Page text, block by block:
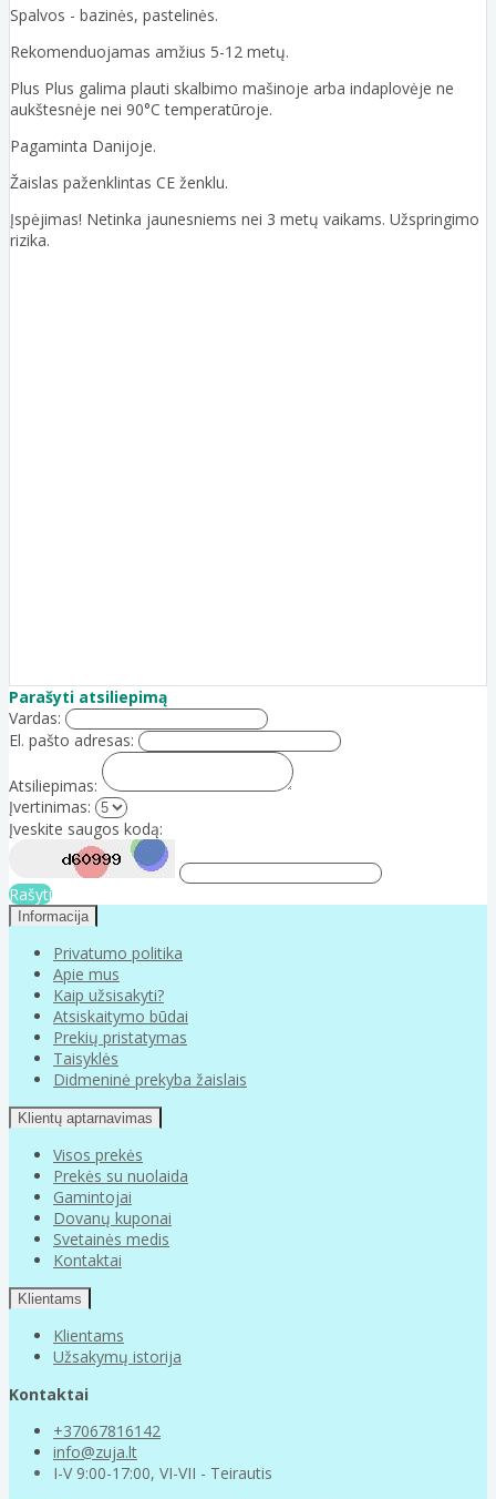
Spalvos - bazinės, pastelinės.
Rekomenduojamas amžius 5-12 metų.
Plus Plus galima plauti skalbimo mašinoje arba indaplovėje ne
aukštesnėje nei 90°C temperatūroje.
Pagaminta Danijoje.
Žaislas paženklintas CE ženklu.
Įspėjimas! Netinka jaunesniems nei 3 metų vaikams. Užspringimo
rizika.
Parašyti atsiliepimą
Vardas:
El. pašto adresas:
Atsiliepimas:
Įvertinimas:
Įveskite saugos kodą:
Rašyti
Informacija
Privatumo politika
Apie mus
Kaip užsisakyti?
Atsiskaitymo būdai
Prekių pristatymas
Taisyklės
Didmeninė prekyba žaislais
Klientų aptarnavimas
Visos prekės
Prekės su nuolaida
Gamintojai
Dovanų kuponai
Svetainės medis
Kontaktai
Klientams
Klientams
Užsakymų istorija
Kontaktai
+37067816142
info@zuja.lt
I-V 9:00-17:00, VI-VII - Teirautis